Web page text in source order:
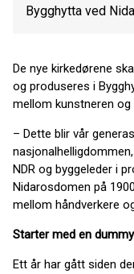
Bygghytta ved
De nye kirkedørene
og produseres i
mellom kunstneren og
– Dette blir vår
NDR og byggeleder i
Nidarosdomen på
mellom håndverkere
Starter med en dummy
Ett år har gått siden